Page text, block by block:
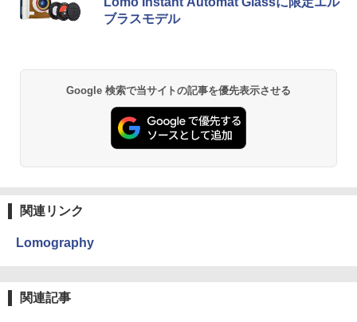
ブラスモデル
Google 検索で当サイトの記事を優先表示させる
関連リンク
Lomography
関連記事